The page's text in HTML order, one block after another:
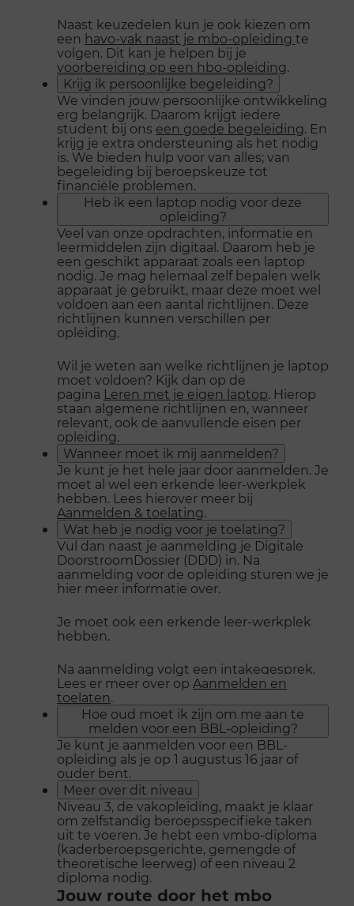
Naast keuzedelen kun je ook kiezen om
een havo-vak naast je mbo-opleiding te
volgen. Dit kan je helpen bij je
voorbereiding op een hbo-opleiding.
Krijg ik persoonlijke begeleiding?
We vinden jouw persoonlijke ontwikkeling
erg belangrijk. Daarom krijgt iedere
student bij ons een goede begeleiding. En
krijg je extra ondersteuning als het nodig
is. We bieden hulp voor van alles; van
begeleiding bij beroepskeuze tot
financiële problemen.
Heb ik een laptop nodig voor deze
opleiding?
Veel van onze opdrachten, informatie en
leermiddelen zijn digitaal. Daarom heb je
een geschikt apparaat zoals een laptop
nodig. Je mag helemaal zelf bepalen welk
apparaat je gebruikt, maar deze moet wel
voldoen aan een aantal richtlijnen. Deze
richtlijnen kunnen verschillen per
opleiding.
Wil je weten aan welke richtlijnen je laptop
moet voldoen? Kijk dan op de
pagina Leren met je eigen laptop. Hierop
staan algemene richtlijnen en, wanneer
relevant, ook de aanvullende eisen per
opleiding.
Wanneer moet ik mij aanmelden?
Je kunt je het hele jaar door aanmelden. Je
moet al wel een erkende leer-werkplek
hebben. Lees hierover meer bij
Aanmelden & toelating.
Wat heb je nodig voor je toelating?
Vul dan naast je aanmelding je Digitale
DoorstroomDossier (DDD) in. Na
aanmelding voor de opleiding sturen we je
hier meer informatie over.
Je moet ook een erkende leer-werkplek
hebben.
Na aanmelding volgt een intakegesprek.
Lees er meer over op Aanmelden en
toelaten.
Hoe oud moet ik zijn om me aan te
melden voor een BBL-opleiding?
Je kunt je aanmelden voor een BBL-
opleiding als je op 1 augustus 16 jaar of
ouder bent.
Meer over dit niveau
Niveau 3, de vakopleiding, maakt je klaar
om zelfstandig beroepsspecifieke taken
uit te voeren. Je hebt een vmbo-diploma
(kaderberoepsgerichte, gemengde of
theoretische leerweg) of een niveau 2
diploma nodig.
Jouw route door het mbo